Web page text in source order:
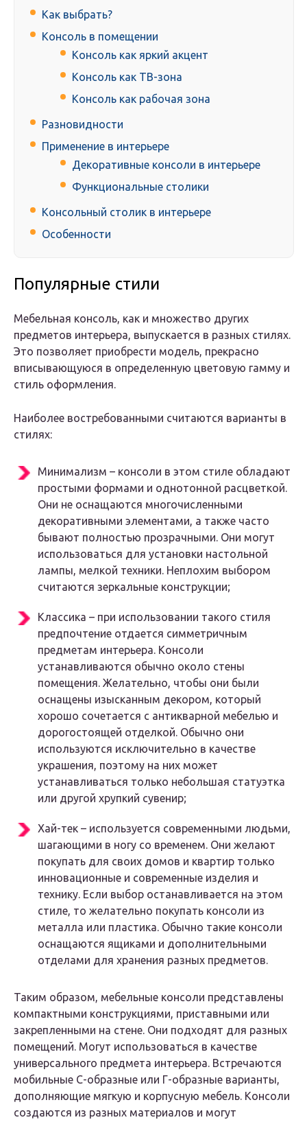
Как выбрать?
Консоль в помещении
Консоль как яркий акцент
Консоль как ТВ-зона
Консоль как рабочая зона
Разновидности
Применение в интерьере
Декоративные консоли в интерьере
Функциональные столики
Консольный столик в интерьере
Особенности
Популярные стили
Мебельная консоль, как и множество других
предметов интерьера, выпускается в разных стилях.
Это позволяет приобрести модель, прекрасно
вписывающуюся в определенную цветовую гамму и
стиль оформления.
Наиболее востребованными считаются варианты в
стилях:
Минимализм – консоли в этом стиле обладают
простыми формами и однотонной расцветкой.
Они не оснащаются многочисленными
декоративными элементами, а также часто
бывают полностью прозрачными. Они могут
использоваться для установки настольной
лампы, мелкой техники. Неплохим выбором
считаются зеркальные конструкции;
Классика – при использовании такого стиля
предпочтение отдается симметричным
предметам интерьера. Консоли
устанавливаются обычно около стены
помещения. Желательно, чтобы они были
оснащены изысканным декором, который
хорошо сочетается с антикварной мебелью и
дорогостоящей отделкой. Обычно они
используются исключительно в качестве
украшения, поэтому на них может
устанавливаться только небольшая статуэтка
или другой хрупкий сувенир;
Хай-тек – используется современными людьми,
шагающими в ногу со временем. Они желают
покупать для своих домов и квартир только
инновационные и современные изделия и
технику. Если выбор останавливается на этом
стиле, то желательно покупать консоли из
металла или пластика. Обычно такие консоли
оснащаются ящиками и дополнительными
отделами для хранения разных предметов.
Таким образом, мебельные консоли представлены
компактными конструкциями, приставными или
закрепленными на стене. Они подходят для разных
помещений. Могут использоваться в качестве
универсального предмета интерьера. Встречаются
мобильные С-образные или Г-образные варианты,
дополняющие мягкую и корпусную мебель. Консоли
создаются из разных материалов и могут